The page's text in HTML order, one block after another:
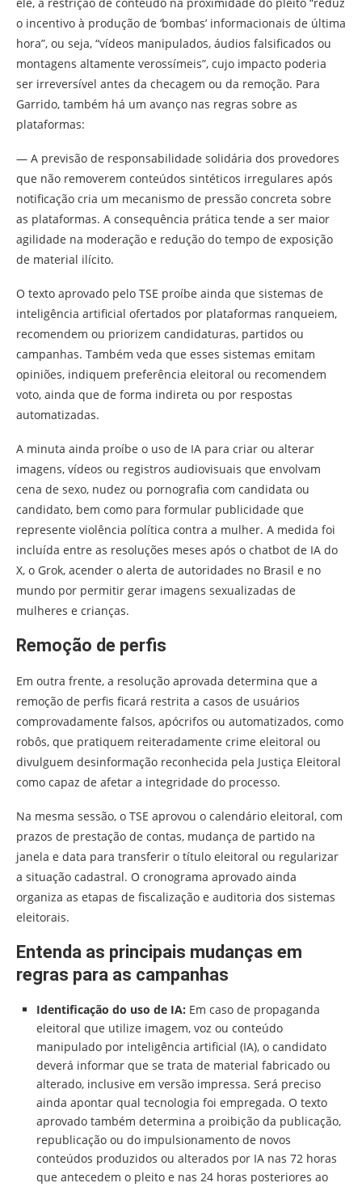
ele, a restrição de conteúdo na proximidade do pleito “reduz
o incentivo à produção de ‘bombas’ informacionais de última
hora”, ou seja, “vídeos manipulados, áudios falsificados ou
montagens altamente verossímeis”, cujo impacto poderia
ser irreversível antes da checagem ou da remoção. Para
Garrido, também há um avanço nas regras sobre as
plataformas:
— A previsão de responsabilidade solidária dos provedores
que não removerem conteúdos sintéticos irregulares após
notificação cria um mecanismo de pressão concreta sobre
as plataformas. A consequência prática tende a ser maior
agilidade na moderação e redução do tempo de exposição
de material ilícito.
O texto aprovado pelo TSE proíbe ainda que sistemas de
inteligência artificial ofertados por plataformas ranqueiem,
recomendem ou priorizem candidaturas, partidos ou
campanhas. Também veda que esses sistemas emitam
opiniões, indiquem preferência eleitoral ou recomendem
voto, ainda que de forma indireta ou por respostas
automatizadas.
A minuta ainda proíbe o uso de IA para criar ou alterar
imagens, vídeos ou registros audiovisuais que envolvam
cena de sexo, nudez ou pornografia com candidata ou
candidato, bem como para formular publicidade que
represente violência política contra a mulher. A medida foi
incluída entre as resoluções meses após o chatbot de IA do
X, o Grok, acender o alerta de autoridades no Brasil e no
mundo por permitir gerar imagens sexualizadas de
mulheres e crianças.
Remoção de perfis
Em outra frente, a resolução aprovada determina que a
remoção de perfis ficará restrita a casos de usuários
comprovadamente falsos, apócrifos ou automatizados, como
robôs, que pratiquem reiteradamente crime eleitoral ou
divulguem desinformação reconhecida pela Justiça Eleitoral
como capaz de afetar a integridade do processo.
Na mesma sessão, o TSE aprovou o calendário eleitoral, com
prazos de prestação de contas, mudança de partido na
janela e data para transferir o título eleitoral ou regularizar
a situação cadastral. O cronograma aprovado ainda
organiza as etapas de fiscalização e auditoria dos sistemas
eleitorais.
Entenda as principais mudanças em
regras para as campanhas
Identificação do uso de IA: Em caso de propaganda
eleitoral que utilize imagem, voz ou conteúdo
manipulado por inteligência artificial (IA), o candidato
deverá informar que se trata de material fabricado ou
alterado, inclusive em versão impressa. Será preciso
ainda apontar qual tecnologia foi empregada. O texto
aprovado também determina a proibição da publicação,
republicação ou do impulsionamento de novos
conteúdos produzidos ou alterados por IA nas 72 horas
que antecedem o pleito e nas 24 horas posteriores ao